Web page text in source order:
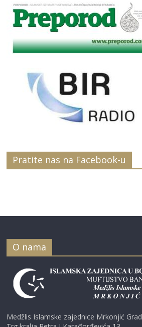
Pratite nas na Facebook-u
O nama
Medžlis Islamske zajednice Mrkonjić Grad